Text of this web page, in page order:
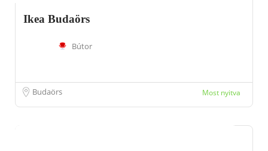
Ikea Budaörs
Bútor
Budaörs Most nyitva